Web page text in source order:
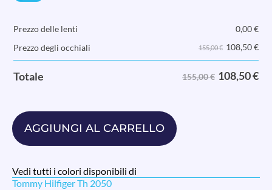
Prezzo delle lenti 0,00€
Prezzo degli occhiali
155,00 € 108,50€
Totale 155,00 € 108,50€
AGGIUNGI AL CARRELLO
Vedi tutti i colori disponibili di
Tommy Hilfiger Th 2050